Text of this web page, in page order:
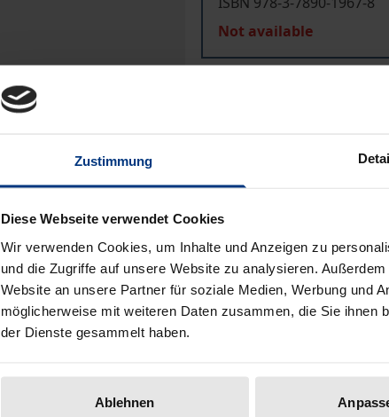
Zustimmung
Diese Webseite verwendet Cookies
Wir verwenden Cookies, um Inhalte und Anzeigen zu
und die Zugriffe auf unsere Website zu analysieren.
Website an unsere Partner für soziale Medien, Werbung und
möglicherweise mit weiteren Daten zusammen, die Sie ihnen
der Dienste gesammelt haben.
Ablehnen
Not available
Bibliographical data
1
978-3-7890-1967-8
Eine Analyse der Vorschläge der Kommission der EG